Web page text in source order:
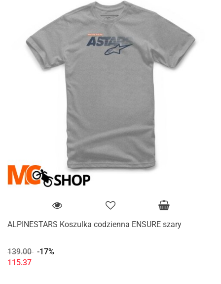
ALPINESTARS Koszulka codzienna ENSURE szary
139.00 -17%
115.37